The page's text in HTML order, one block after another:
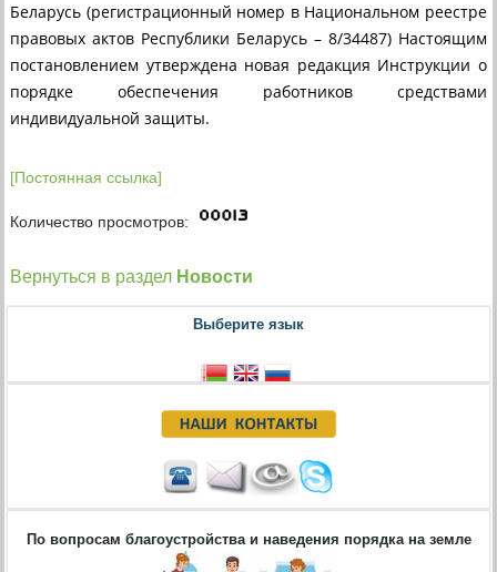
Беларусь (регистрационный номер в Национальном реестре
правовых актов Республики Беларусь – 8/34487) Настоящим
постановлением утверждена новая редакция Инструкции о
порядке обеспечения работников средствами
индивидуальной защиты.
[Постоянная ссылка]
Количество просмотров:
Вернуться в раздел Новости
Выберите язык
По вопросам благоустройства и наведения порядка на земле